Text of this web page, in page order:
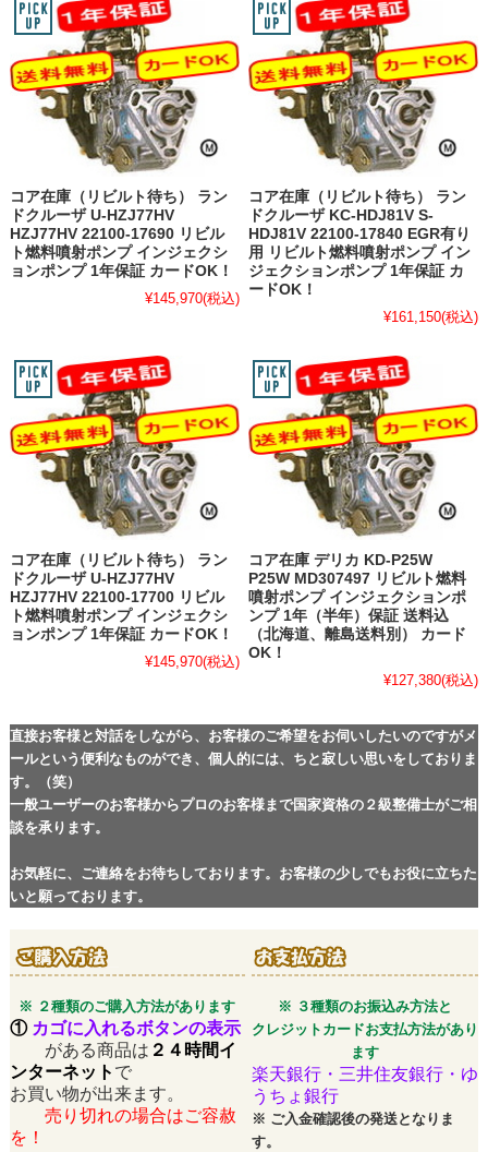
コア在庫（リビルト待ち） ラン
ドクルーザ U-HZJ77HV
HZJ77HV 22100-17690 リビル
ト燃料噴射ポンプ インジェクシ
ョンポンプ 1年保証 カードOK！
¥145,970(税込)
コア在庫（リビルト待ち） ラン
ドクルーザ KC-HDJ81V S-
HDJ81V 22100-17840 EGR有り
用 リビルト燃料噴射ポンプ イン
ジェクションポンプ 1年保証 カ
ードOK！
¥161,150(税込)
コア在庫（リビルト待ち） ラン
ドクルーザ U-HZJ77HV
HZJ77HV 22100-17700 リビル
ト燃料噴射ポンプ インジェクシ
ョンポンプ 1年保証 カードOK！
¥145,970(税込)
コア在庫 デリカ KD-P25W
P25W MD307497 リビルト燃料
噴射ポンプ インジェクションポ
ンプ 1年（半年）保証 送料込
（北海道、離島送料別） カード
OK！
¥127,380(税込)
直接お客様と対話をしながら、お客様のご希望をお伺いしたいのですがメ
ールという便利なものができ、個人的には、ちと寂しい思いをしておりま
す。（笑）
一般ユーザーのお客様からプロのお客様まで国家資格の２級整備士がご相
談を承ります。
お気軽に、ご連絡をお待ちしております。お客様の少しでもお役に立ちた
いと願っております。
※ ２種類のご購入方法があります
※ ３種類のお振込み方法と
クレジットカードお支払方法があり
ます
① カゴに入れるボタンの表示
がある商品は ２４時間イ
ンターネット で
お買い物が出来ます。
売り切れの場合はご容赦
を！
楽天銀行・三井住友銀行・ゆ
うちょ銀行
※ ご入金確認後の発送となりま
す。